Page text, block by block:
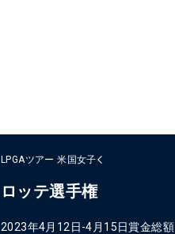
LPGAツアー 米国女子
ロッテ選手権
2023年4月12日-4月15日賞金総額